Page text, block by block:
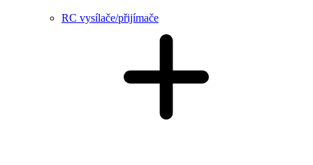
RC vysílače/přijímače